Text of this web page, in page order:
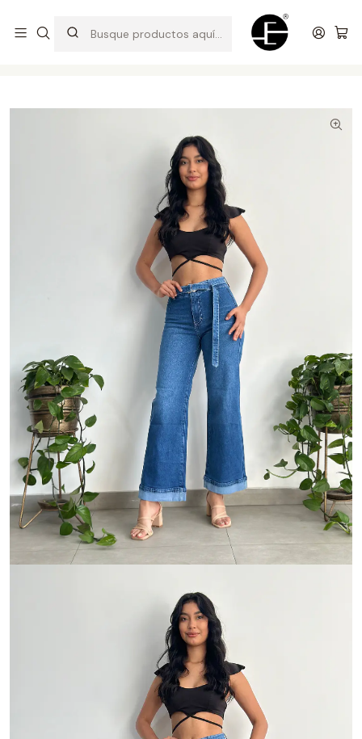
Prendas cómodas y exclusivas para renovar tu estilo